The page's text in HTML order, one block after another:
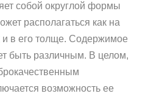
собой округлой формы
располагаться как на
и в его толще. Содержимое
быть различным. В целом,
возможность ее